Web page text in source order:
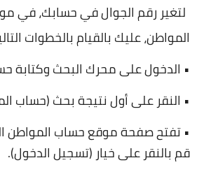
لتغير رقم الجوال في حسابك، في
المواطن، عليك بالقيام بالخطوات
• الدخول على محرك البحث وكتابة
• النقر على أول نتيجة بحث (حساب
• تفتح صفحة موقع حساب المواطن
قم بالنقر على خيار (تسجيل الدخول).